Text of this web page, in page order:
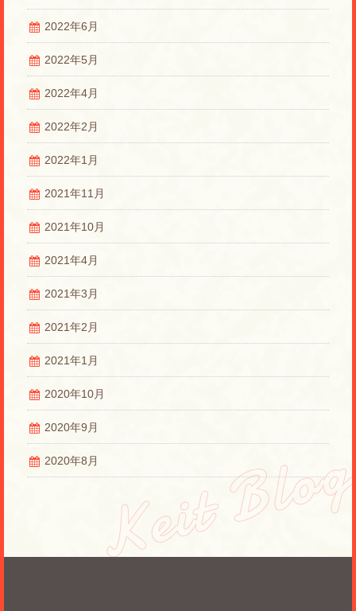
2022年6月
2022年5月
2022年4月
2022年2月
2022年1月
2021年11月
2021年10月
2021年4月
2021年3月
2021年2月
2021年1月
2020年10月
2020年9月
2020年8月